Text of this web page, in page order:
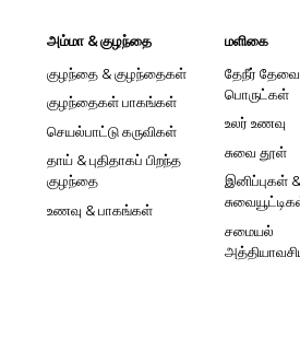
அம்மா & குழந்தை
குழந்தை & குழந்தைகள்
குழந்தைகள் பாகங்கள்
செயல்பாட்டு கருவிகள்
தாய் & புதிதாகப் பிறந்த
குழந்தை
உணவு & பாகங்கள்
மளிகை
தேநீர்
பொருட்கள்
உலர் உணவு
சுவை தூள்
இனிப்புகள் &
சமையல்